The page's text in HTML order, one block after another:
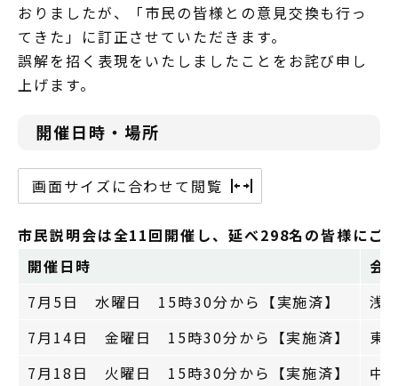
おりましたが、「市民の皆様との意見交換も行っ
てきた」に訂正させていただきます。
誤解を招く表現をいたしましたことをお詫び申し
上げます。
開催日時・場所
画面サイズに合わせて閲覧
市民説明会は全11回開催し、延べ298名の皆様にご
開催日時
会
7月5日 水曜日 15時30分から【実施済】
浅
7月14日 金曜日 15時30分から【実施済】
東
7月18日 火曜日 15時30分から【実施済】
中